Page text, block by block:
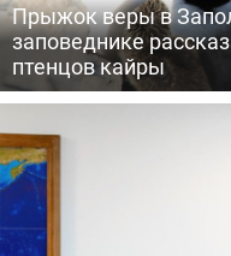
Прыжок веры в
заповеднике
птенцов кайры